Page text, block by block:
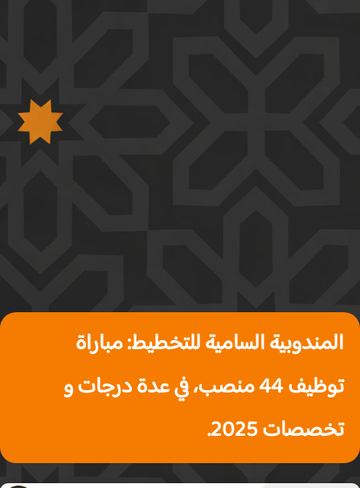
المندوبية السامية للتخطيط: مباراة
توظيف 44 منصب، في عدة درجات و
تخصصات 2025.